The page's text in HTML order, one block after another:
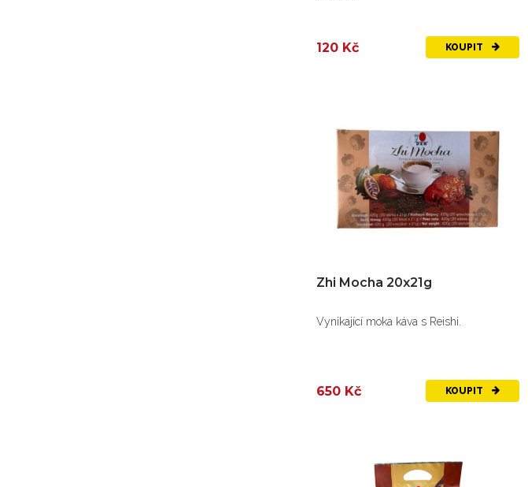
120 Kč KOUPIT
Zhi Mocha 20x21g
Vynikající moka káva s Reishi.
650 Kč KOUPIT